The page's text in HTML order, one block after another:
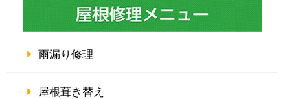
雨漏り修理
屋根葺き替え